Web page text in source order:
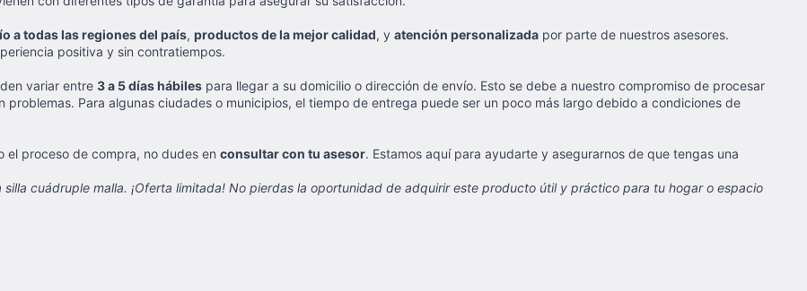
a todas las regiones del país, productos de la mejor calidad, y atención personalizada por parte de nuestros asesores.
positiva y sin contratiempos.
variar entre 3 a 5 días hábiles para llegar a su domicilio o dirección de envío. Esto se debe a nuestro compromiso de procesar
Para algunas ciudades o municipios, el tiempo de entrega puede ser un poco más largo debido a condiciones de
el proceso de compra, no dudes en consultar con tu asesor. Estamos aquí para ayudarte y asegurarnos de que tengas una
cuádruple malla. ¡Oferta limitada! No pierdas la oportunidad de adquirir este producto útil y práctico para tu hogar o espacio